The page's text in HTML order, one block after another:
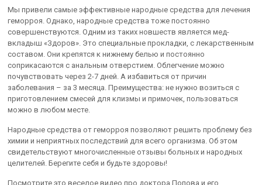
Мы привели самые эффективные народные средства для лечения
геморроя. Однако, народные средства тоже постоянно
совершенствуются. Одним из таких новшеств является мед-
вкладыш «Здоров». Это специальные прокладки, с лекарственным
составом. Они крепятся к нижнему белью и постоянно
соприкасаются с анальным отверстием. Облегчение можно
почувствовать через 2-7 дней. А избавиться от причин
заболевания – за 3 месяца. Преимущества: не нужно возиться с
приготовлением смесей для клизмы и примочек, пользоваться
можно в любом месте.
Народные средства от геморроя позволяют решить проблему без
химии и неприятных последствий для всего организма. Об этом
свидетельствуют многочисленные отзывы больных и народных
целителей. Берегите себя и будьте здоровы!
Посмотрите это веселое видео про доктора Попова и его